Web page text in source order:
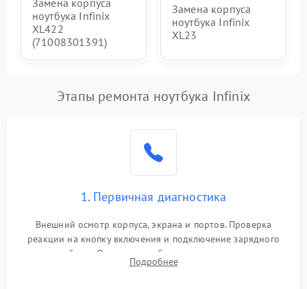
ноутбука Infinix
XL422
(71008301391)
Замена корпуса
ноутбука Infinix
XL23
Этапы ремонта ноутбука Infinix
1. Первичная диагностика
Внешний осмотр корпуса, экрана и портов. Проверка
реакции на кнопку включения и подключение зарядного
устройства. Оценка потребления тока с помощью
лабораторного блока питания для локализации проблемы.
Подробнее